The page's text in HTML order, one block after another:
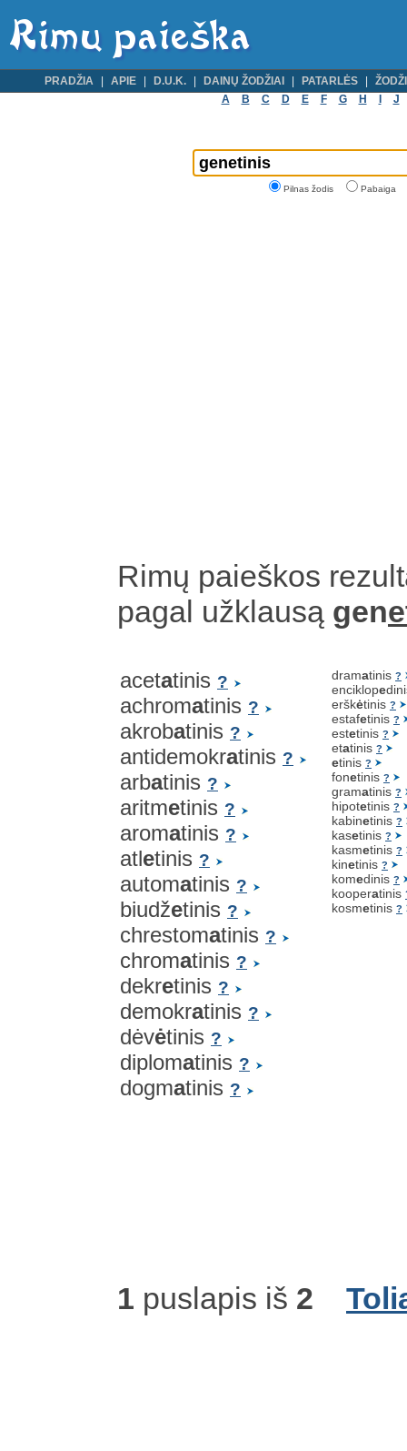
PRADŽIA APIE D.U.K. DAINŲ ŽODŽIAI PATARLĖS
A
B C D E F G H J
Pilnas žodis Pabaiga
Rimų paieškos
pagal užklausą gen
acetatinis ?
achromatinis ?
akrobatinis ?
antidemokratinis ?
arbatinis ?
aritmetinis ?
aromatinis ?
atletinis ?
automatinis ?
biudžetinis ?
chrestomatinis ?
chromatinis ?
dekretinis ?
demokratinis ?
dėvėtinis ?
diplomatinis ?
dogmatinis ?
dramatinis ?
enciklope
erškėtinis ?
estafetinis ?
estetinis ?
etatinis ?
etinis ?
fonetinis ?
gramatinis ?
hipotetinis ?
kabinetinis ?
kasetinis ?
kasmetinis ?
kinetinis ?
komedinis ?
kooperatinis
kosmetinis ?
1 puslapis iš 2